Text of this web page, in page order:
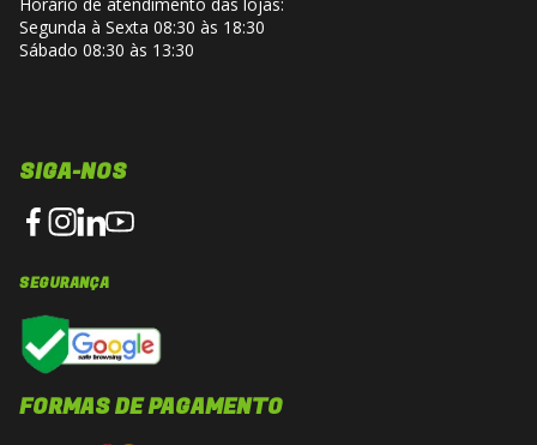
Segunda à Sexta 08:30 às 18:30
Sábado 08:30 às 13:30
SIGA-NOS
SEGURANÇA
FORMAS DE PAGAMENTO